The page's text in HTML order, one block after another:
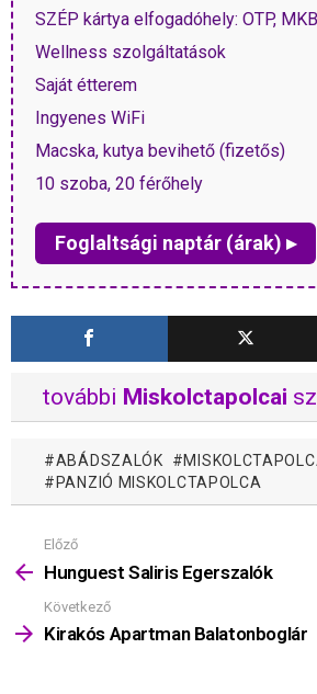
SZÉP kártya elfogadóhely: OTP,
Wellness szolgáltatások
Saját étterem
Ingyenes WiFi
Macska, kutya bevihető (fizetős)
10 szoba, 20 férőhely
Foglaltsági naptár (árak) ▸
további Miskolctapolcai
ABÁDSZALÓK
PANZIÓ MISKOLCTAPOLCA
Mutass
többet
Előző
Hunguest Saliris Egerszalók
Következő
Kirakós Apartman Balatonboglár